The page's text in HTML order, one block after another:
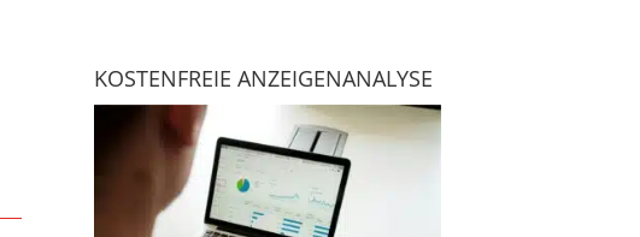
KOSTENFREIE ANZEIGENANALYSE